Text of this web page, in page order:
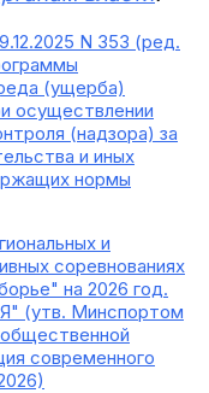
N 353 (ред.
(ущерба)
осуществлении
(надзора) за
и иных
нормы
и
соревнованиях
на 2026 год.
(утв. Минспортом
современного